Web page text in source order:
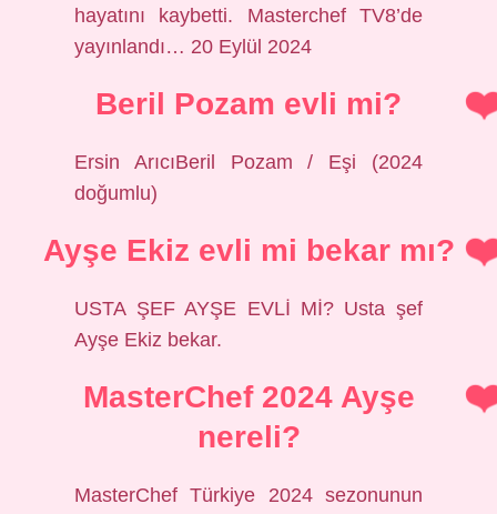
hayatını kaybetti. Masterchef TV8’de
yayınlandı… 20 Eylül 2024
Beril Pozam evli mi?
Ersin ArıcıBeril Pozam / Eşi (2024
doğumlu)
Ayşe Ekiz evli mi bekar mı?
USTA ŞEF AYŞE EVLİ Mİ? Usta şef
Ayşe Ekiz bekar.
MasterChef 2024 Ayşe
nereli?
MasterChef Türkiye 2024 sezonunun